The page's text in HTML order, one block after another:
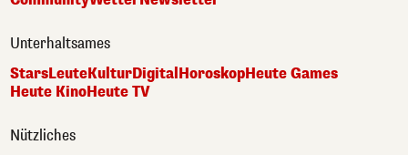
Unterhaltsames
StarsLeuteKulturDigital HoroskopHeute Games
Heute KinoHeute TV
Nützliches